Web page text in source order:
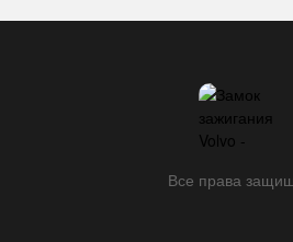
Все права